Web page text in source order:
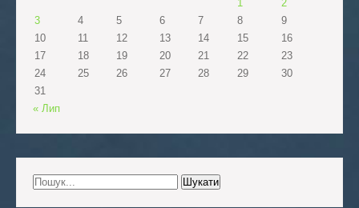
1
2
3
4 5 6 7 8
9
10
11 12 13 14 15
16
17
18 19 20 21 22
23
24
25 26 27 28 29
30
31
« Лип